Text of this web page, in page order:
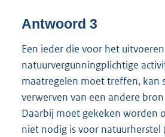
Antwoord 3
Een ieder die voor het
natuurvergunningplichtige
maatregelen moet treffen, kan
verwerven van een andere
Daarbij moet gekeken worden
niet nodig is voor natuurherstel